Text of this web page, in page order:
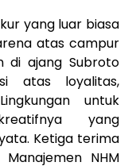
yang luar biasa
atas campur
di ajang Subroto
atas loyalitas,
untuk
yang
Ketiga terima
NHM